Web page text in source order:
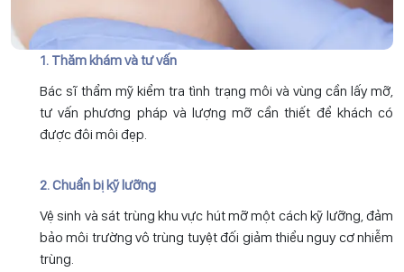
1. Thăm khám và tư vấn
Bác sĩ thẩm mỹ kiểm tra tình trạng môi và vùng cần lấy mỡ,
tư vấn phương pháp và lượng mỡ cần thiết để khách có
được đôi môi đẹp.
2. Chuẩn bị kỹ lưỡng
Vệ sinh và sát trùng khu vực hút mỡ một cách kỹ lưỡng, đảm
bảo môi trường vô trùng tuyệt đối giảm thiểu nguy cơ nhiễm
trùng.